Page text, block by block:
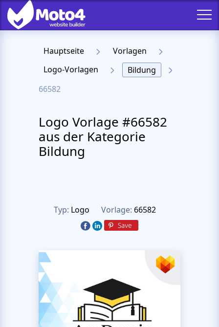
Hauptseite
Vorlagen
Logo-Vorlagen
Bildung
66582
Logo Vorlage #66582
aus der Kategorie
Bildung
Typ: Logo Vorlage: 66582